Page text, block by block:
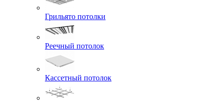
Грильято потолки
Реечный потолок
Кассетный потолок